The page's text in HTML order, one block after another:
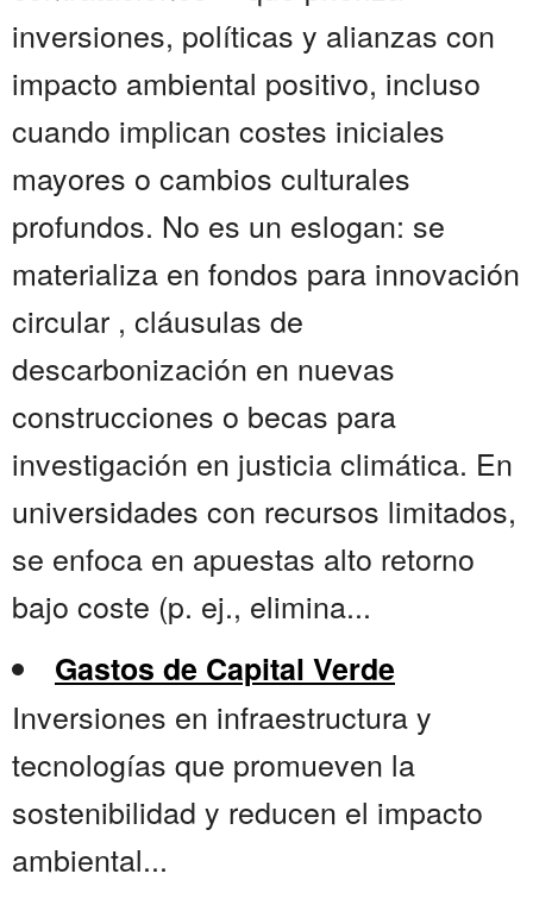
inversiones, políticas y alianzas con
impacto ambiental positivo, incluso
cuando implican costes iniciales
mayores o cambios culturales
profundos. No es un eslogan: se
materializa en fondos para innovación
circular , cláusulas de
descarbonización en nuevas
construcciones o becas para
investigación en justicia climática. En
universidades con recursos limitados,
se enfoca en apuestas alto retorno
bajo coste (p. ej., elimina...
Gastos de Capital Verde
Inversiones en infraestructura y
tecnologías que promueven la
sostenibilidad y reducen el impacto
ambiental...